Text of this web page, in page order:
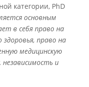
категории, PhD
основным
в себя право на
здоровья, право на
медицинскую
и